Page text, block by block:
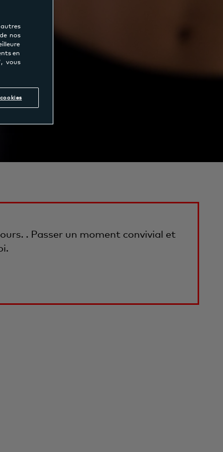
. Passer un moment convivial et
nos
en
vous